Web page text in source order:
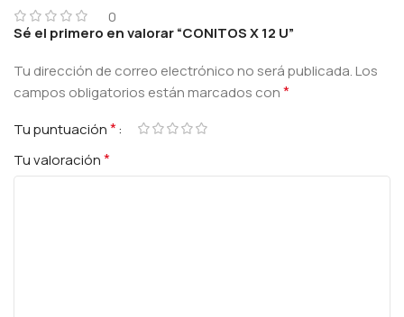
0
Sé el primero en valorar “CONITOS X 12 U”
Tu dirección de correo electrónico no será publicada.Los
campos obligatorios están marcados con*
Tu puntuación*
Tu valoración*